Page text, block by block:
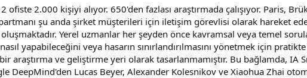
ofiste 2.000 kişiyi alıyor. 650'den fazlası araştırmada çalışıyor. Paris,
şu anda şirket müşterileri için iletişim görevlisi olarak hareket
Yerel uzmanlar her şeyden önce kavramsal veya temel
yapabileceğini veya hasarın sınırlandırılmasını yönetmek için
bir araştırma ve geliştirme yeri olarak tasarlanmamıştır. Bu bağlamda,
DeepMind'den Lucas Beyer, Alexander Kolesnikov ve Xiaohua Zhai